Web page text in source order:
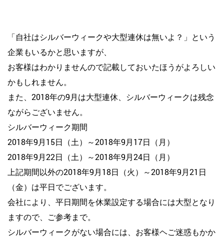
「自社はシルバーウィークや大型連休は無いよ？」という
企業もいるかと思いますが、
お客様はわかりませんので記載しておいたほうがよろしい
かもしれません。
また、2018年の9月は大型連休、シルバーウィークは残念
ながらございません。
シルバーウィーク期間
2018年9月15日（土）～2018年9月17日（月）
2018年9月22日（土）～2018年9月24日（月）
上記期間以外の2018年9月18日（火）～2018年9月21日
（金）は平日でございます。
会社により、平日期間を休業設定する場合には大型となり
ますので、ご参考まで。
シルバーウィークがない場合には、お客様ヘご迷惑もかか